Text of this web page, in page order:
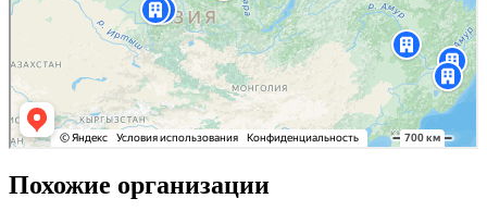
Похожие организации